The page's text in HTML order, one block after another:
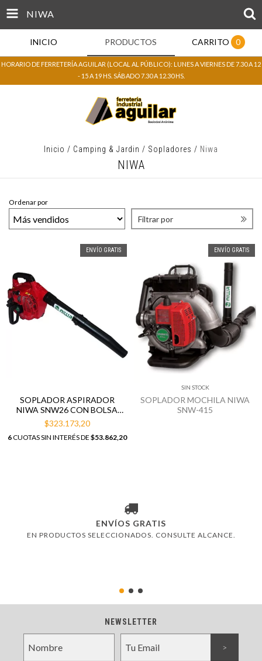
NIWA
INICIO PRODUCTOS CARRITO 0
HORARIO DE FERRETERÍA AGUILAR (LOCAL AL PÚBLICO): LUNES A VIERNES DE 7.30 A 12
- 15 A 19 HS. SÁBADO 7.30 A 12.30 HS.
Inicio / Camping & Jardin / Sopladores / Niwa
NIWA
Ordenar por
Filtrar por
ENVÍO GRATIS
SOPLADOR ASPIRADOR
NIWA SNW26 CON BOLSA
RECOLECTORA
$323.173,20
6CUOTAS SIN INTERÉS DE $53.862,20
ENVÍO GRATIS
SIN STOCK
SOPLADOR MOCHILA NIWA
SNW-415
ENVÍOS GRATIS
EN PRODUCTOS SELECCIONADOS. CONSULTE ALCANCE.
NEWSLETTER